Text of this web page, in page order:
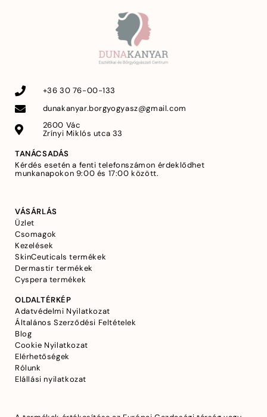
+36 30 76-00-133
dunakanyar.borgyogyasz@gmail.com
2600 Vác
Zrínyi Miklós utca 33
TANÁCSADÁS
Kérdés esetén a fenti telefonszámon érdeklődhet
munkanapokon 9:00 és 17:00 között.
VÁSÁRLÁS
Üzlet
Csomagok
Kezelések
SkinCeuticals termékek
Dermastir termékek
Cyspera termékek
OLDALTÉRKÉP
Adatvédelmi Nyilatkozat
Általános Szerződési Feltételek
Blog
Cookie Nyilatkozat
Elérhetőségek
Rólunk
Elállási nyilatkozat